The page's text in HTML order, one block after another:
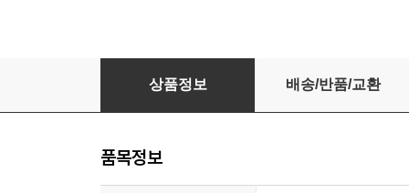
Bryn Terfel / 헨델: 아리아집 (Handel : Arias)
상품정보 배송/반품/교환
품목정보